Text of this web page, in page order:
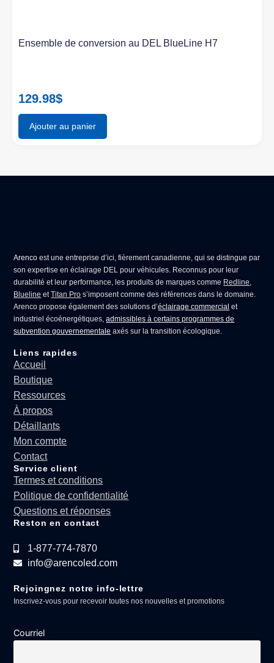
Ensemble de conversion au DEL BlueLine H7
129.98$
Ajouter au panier
Arenco est une entreprise d’ici, fièrement canadienne, qui se distingue par
son expertise enéclairage DEL pour véhicules. Reconnus pour leur
durabilité et leur performance, les produits de marques comme Redline,
Blueline etTitan Pro s’imposent comme des références dans le domaine.
Arenco propose également des solutions d’éclairage commercial et
industriel écoénergétiques,admissibles à certains programmes de
subvention gouvernementale axés sur la transition écologique.
Liens rapides
Accueil
Boutique
Ressources
À propos
Détaillants
Mon compte
Contact
Service client
Termes et conditions
Politique de confidentialité
Questions et réponses
Reston en contact
1-877-774-7870
info@arencoled.com
Rejoingnez notre info-lettre
Inscrivez-vous pour recevoir toutes nos nouvelles et promotions
Courriel